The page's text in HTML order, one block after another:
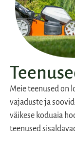
Meie teenused on
vajaduste ja
väikese koduaia
teenused